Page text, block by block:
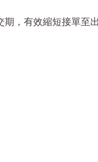
，有效縮短接單至